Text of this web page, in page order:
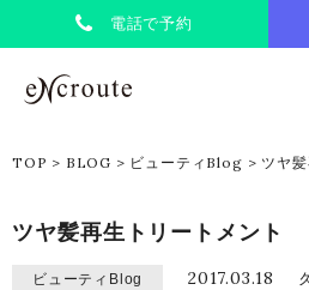
電話で予約
eNcroute｜葛西・
TOP > BLOG > ビューティBlog > ツヤ
ツヤ髪再生トリートメント
ビューティBlog 2017.03.18